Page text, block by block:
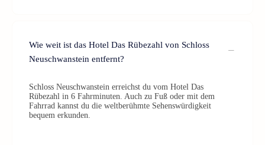
Wie weit ist das Hotel Das Rübezahl von Schloss
Neuschwanstein entfernt?
Schloss Neuschwanstein erreichst du vom Hotel Das
Rübezahl in 6 Fahrminuten. Auch zu Fuß oder mit dem
Fahrrad kannst du die weltberühmte Sehenswürdigkeit
bequem erkunden.